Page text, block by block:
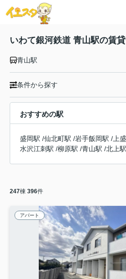
いわて銀河鉄道 青山駅の賃
青山駅
条件から探す
おすすめの駅
盛岡駅 /仙北町駅 /岩手飯岡駅 / 上
水沢江刺駅 /柳原駅 /青山駅 /北上駅
247棟 396件
アパート